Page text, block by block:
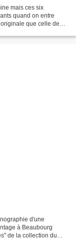
mais ces six
quand on entre
que celle de
d'une
à Beaubourg
de la collection du